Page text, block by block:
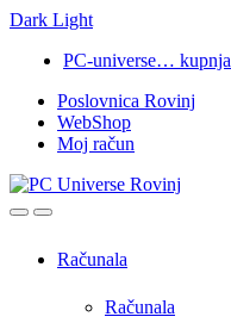
Dark Light
navigation
content
PC-universe… kupnja
Poslovnica Rovinj
WebShop
Moj račun
OpenClose
Računala
Računala